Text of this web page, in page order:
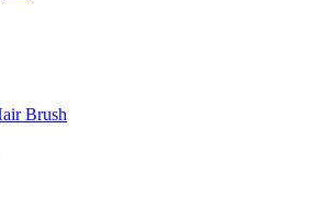
Brush